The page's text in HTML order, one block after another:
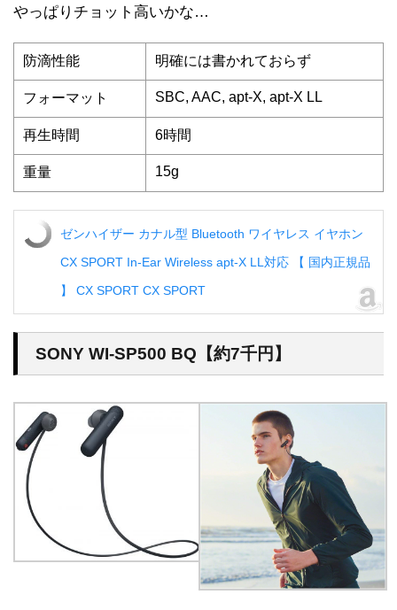
やっぱりチョット高いかな…
防滴性能 明確には書かれておらず
フォーマット SBC, AAC, apt-X, apt-X LL
再生時間 6時間
重量 15g
ゼンハイザー カナル型 Bluetooth ワイヤレス イヤホン
CX SPORT In-Ear Wireless apt-X LL対応 【 国内正規品
】 CX SPORT CX SPORT
SONY WI-SP500 BQ【約7千円】